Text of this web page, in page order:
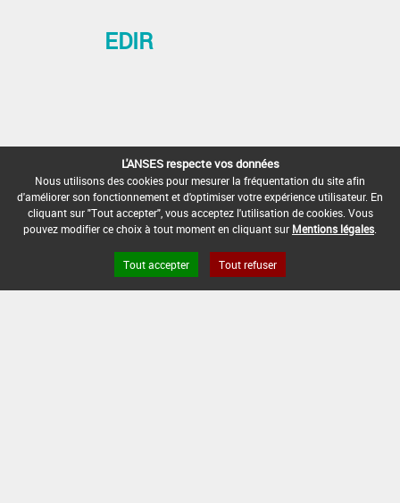
EDIR
L'ANSES respecte vos données
Nous utilisons des cookies pour mesurer la fréquentation du site afin
d'améliorer son fonctionnement et d'optimiser votre expérience utilisateur. En
cliquant sur "Tout accepter", vous acceptez l'utilisation de cookies. Vous
pouvez modifier ce choix à tout moment en cliquant sur Mentions légales
Tout accepter Tout refuser